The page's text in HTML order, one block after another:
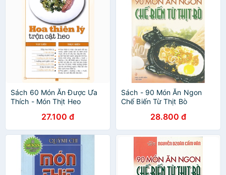
Sách 60 Món Ăn Được Ưa
Thích - Món Thịt Heo
27.100 đ
Sách - 90 Món Ăn Ngon
Chế Biến Từ Thịt Bò
28.800 đ